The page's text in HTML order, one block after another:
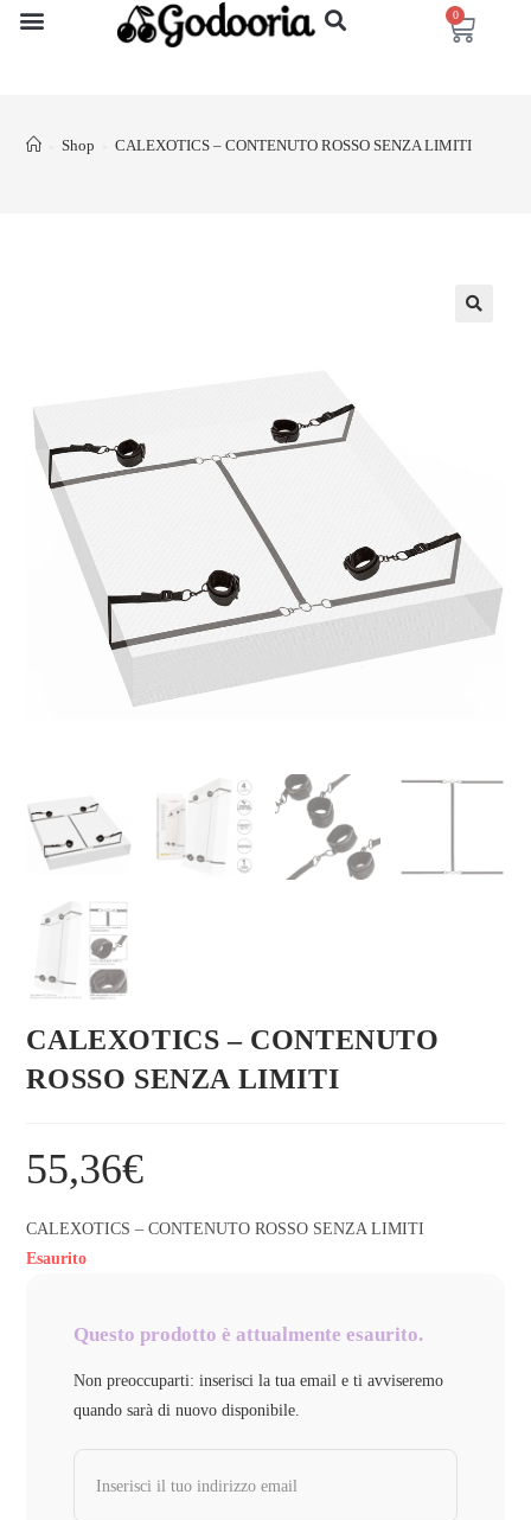
0
> Shop > CALEXOTICS – CONTENUTO ROSSO SENZA LIMITI
CALEXOTICS – CONTENUTO
ROSSO SENZA LIMITI
55,36€
CALEXOTICS – CONTENUTO ROSSO SENZA LIMITI
Esaurito
Questo prodotto è attualmente esaurito.
Non preoccuparti: inserisci la tua email e ti avviseremo
quando sarà di nuovo disponibile.